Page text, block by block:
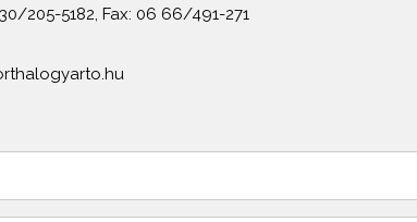
205-5182, Fax: 06 66/491-271